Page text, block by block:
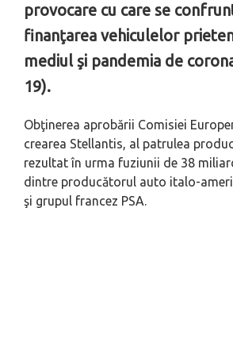
provocare cu care se
finanţarea vehiculelor
mediul şi pandemia de
19).
Obţinerea aprobării Comisiei
crearea Stellantis, al patrulea
rezultat în urma fuziunii de 38
dintre producătorul auto italo-
şi grupul francez PSA.